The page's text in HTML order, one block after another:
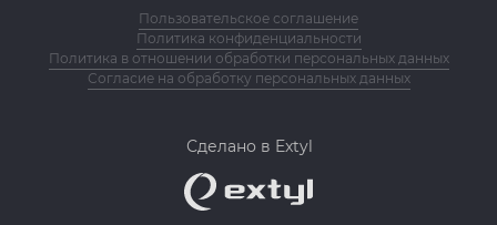
Пользовательское соглашение
Политика конфиденциальности
Политика в отношении обработки персональных данных
Согласие на обработку персональных данных
Сделано в Extyl